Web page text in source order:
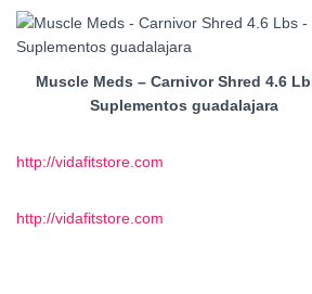
Muscle Meds – Carnivor Shred 4.6
Suplementos guadalajara
http://vidafitstore.com
http://vidafitstore.com